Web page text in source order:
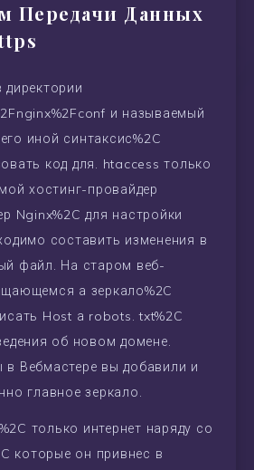
Передачи Данных
и называемый
иной синтаксис%2C
код для. htaccess только
хостинг-провайдер
Nginx%2C для настройки
составить изменения в
файл. На старом веб-
а зеркало%2C
Host а robots. txt%2C
об новом домене.
Вебмастере вы добавили и
главное зеркало.
только интернет наряду со
которые он привнес в